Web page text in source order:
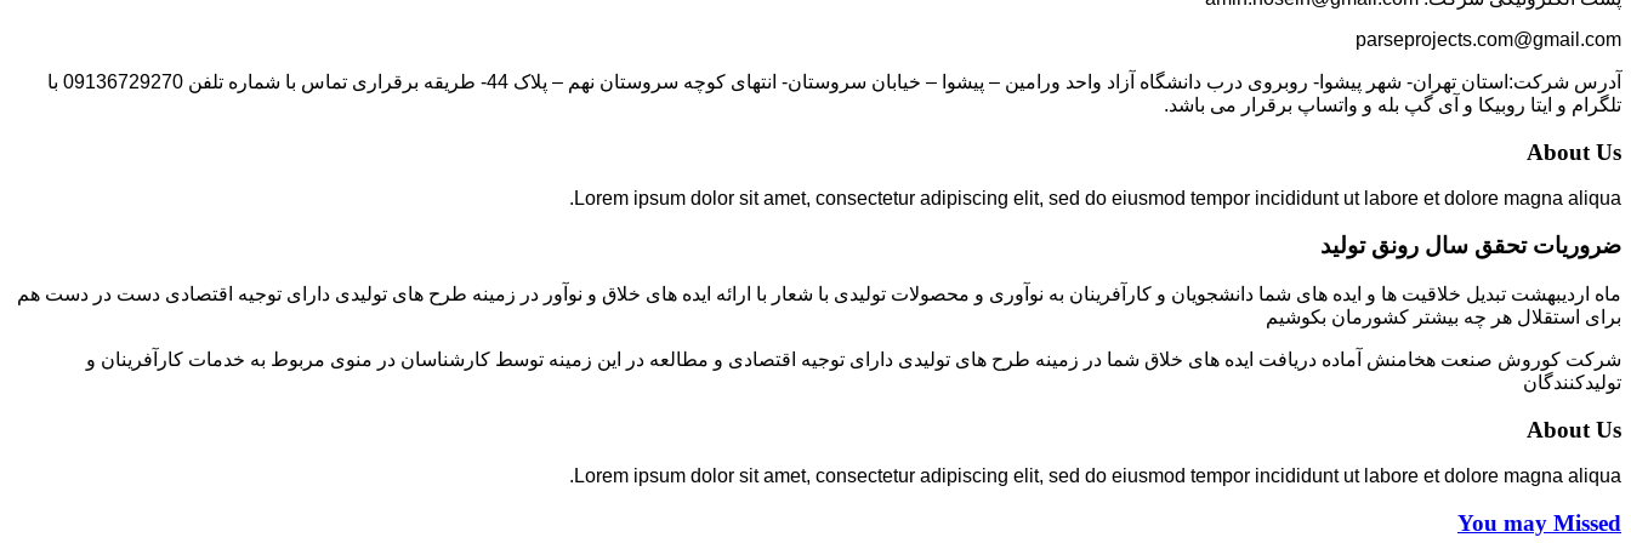
parseprojects.com@gmail.com
آدرس شرکت:استان تهران- شهر پیشوا- روبروی درب دانشگاه آزاد واحد ورامین – پیشوا – خیابان سروستان- انتهای کوچه سروستان نهم – پلاک 44- طریقه برقراری تماس با شماره تلفن 09136729270 با
تلگرام و ایتا روبیکا و آی گپ بله و واتساپ برقرار می باشد.
About Us
Lorem ipsum dolor sit amet, consectetur adipiscing elit, sed do eiusmod tempor incididunt ut labore et dolore magna aliqua.
ضروریات تحقق سال رونق تولید
ماه اردیبهشت تبدیل خلاقیت ها و ایده های شما دانشجویان و کارآفرینان به نوآوری و محصولات تولیدی با شعار با ارائه ایده های خلاق و نوآور در زمینه طرح های تولیدی دارای توجیه اقتصادی دست در دست هم
برای استقلال هر چه بیشتر کشورمان بکوشیم
شرکت کوروش صنعت هخامنش آماده دریافت ایده های خلاق شما در زمینه طرح های تولیدی دارای توجیه اقتصادی و مطالعه در این زمینه توسط کارشناسان در منوی مربوط به خدمات کارآفرینان و
تولیدکنندگان
About Us
Lorem ipsum dolor sit amet, consectetur adipiscing elit, sed do eiusmod tempor incididunt ut labore et dolore magna aliqua.
You may Missed